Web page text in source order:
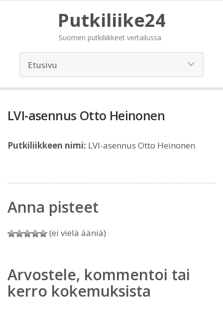
Putkiliike24
Suomen putkiliikkeet vertailussa
LVI-asennus Otto Heinonen
Putkiliikkeen nimi: LVI-asennus Otto Heinonen
Anna pisteet
(ei vielä ääniä)
Arvostele, kommentoi tai
kerro kokemuksista